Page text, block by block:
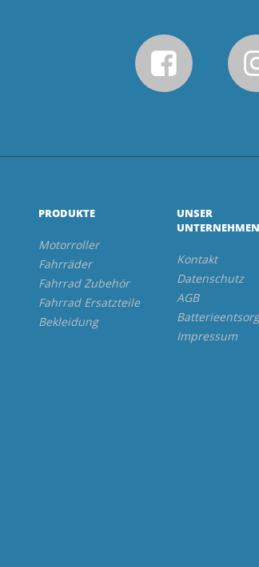
PRODUKTE
Motorroller
Fahrräder
Fahrrad Zubehör
Fahrrad Ersatzteile
Bekleidung
UNSER
UNTERNEHMEN
Kontakt
Datenschutz
AGB
Impressum